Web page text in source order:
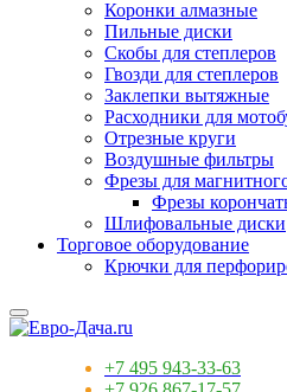
Коронки алмазные
Пильные диски
Скобы для степлеров
Гвозди для степлеров
Заклепки вытяжные
Расходники для
Отрезные круги
Воздушные фильтры
Фрезы для
Фрезы
Шлифовальные диски
Торговое оборудование
Крючки для
+7 495 943-33-63